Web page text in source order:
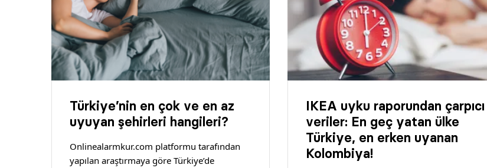
Türkiye’nin en çok ve en az
uyuyan şehirleri hangileri?
Onlinealarmkur.com platformu tarafından
yapılan araştırmaya göre Türkiye’de
IKEA uyku raporundan çarpıcı
veriler: En geç yatan ülke
Türkiye, en erken uyanan
Kolombiya!